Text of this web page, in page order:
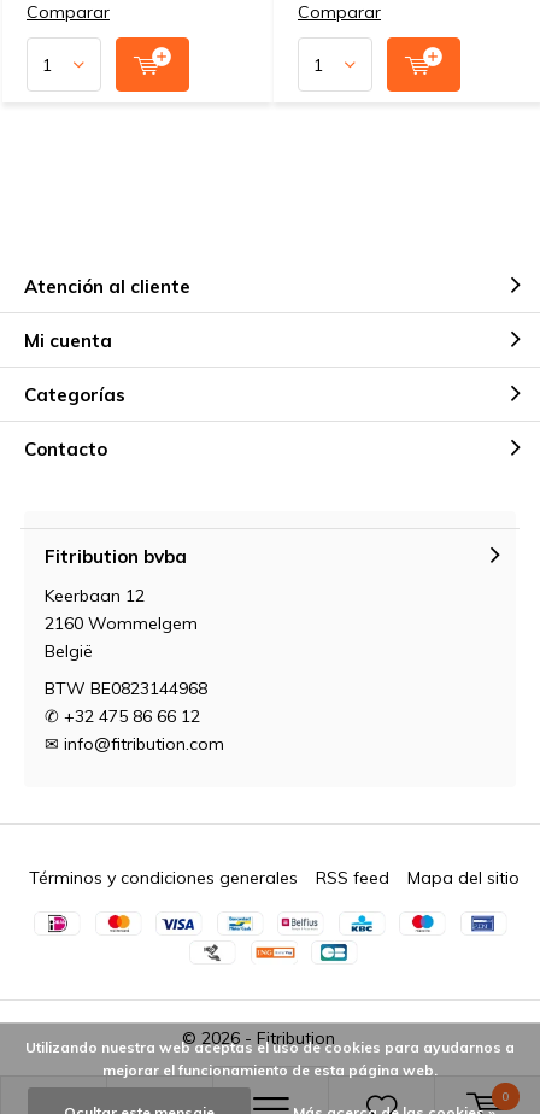
0
Comparar Comparar
Atención al cliente
Mi cuenta
Categorías
Contacto
Fitribution bvba
Keerbaan 12
2160 Wommelgem
België
BTW BE0823144968
✆ +32 475 86 66 12
✉ info@fitribution.com
© 2026 - Fitribution
Términos y condiciones generales RSS feed Mapa del sitio
Utilizando nuestra web aceptas el uso de cookies para ayudarnos a
mejorar el funcionamiento de esta página web.